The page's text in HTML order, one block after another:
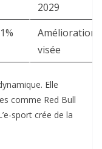
2029
Amélioration
visée
Elle
comme Red Bull
sport crée de la